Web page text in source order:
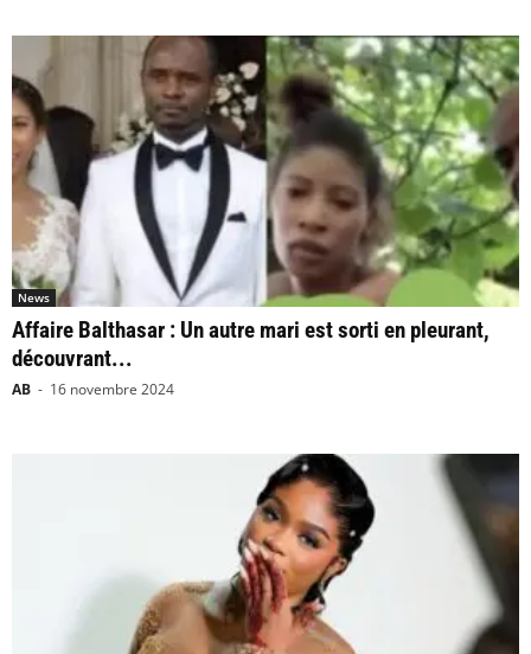
News
Affaire Balthasar : Un autre mari est sorti en pleurant,
découvrant...
AB - 16 novembre 2024